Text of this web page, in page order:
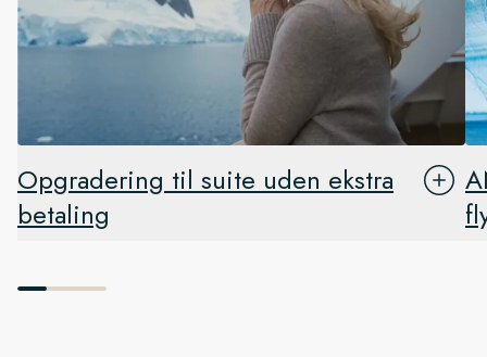
Opgradering til suite uden ekstra
betaling